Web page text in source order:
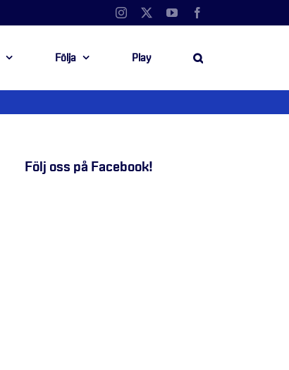
Instagram YouTube
Följa Play
Följ oss på Facebook!